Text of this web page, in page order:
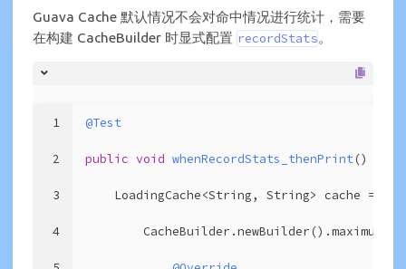
Guava Cache 默认情况不会对命中情况进行统计，需要
在构建 CacheBuilder 时显式配置 recordStats。
1
2
3
4
@Test
public void whenRecordStats_thenPrint()
    LoadingCache<String, String> cache =